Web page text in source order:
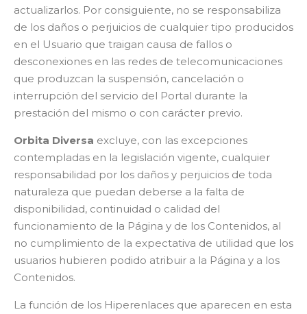
actualizarlos. Por consiguiente, no se responsabiliza
de los daños o perjuicios de cualquier tipo producidos
en el Usuario que traigan causa de fallos o
desconexiones en las redes de telecomunicaciones
que produzcan la suspensión, cancelación o
interrupción del servicio del Portal durante la
prestación del mismo o con carácter previo.
Orbita Diversa excluye, con las excepciones
contempladas en la legislación vigente, cualquier
responsabilidad por los daños y perjuicios de toda
naturaleza que puedan deberse a la falta de
disponibilidad, continuidad o calidad del
funcionamiento de la Página y de los Contenidos, al
no cumplimiento de la expectativa de utilidad que los
usuarios hubieren podido atribuir a la Página y a los
Contenidos.
La función de los Hiperenlaces que aparecen en esta